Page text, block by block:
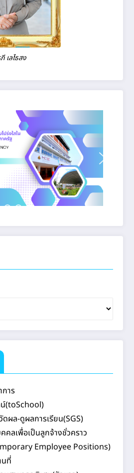
เลไธสง
าร
น์(toSchool)
ดผล-ดูผลการเรียน(SGS)
คลเพื่อเป็นลูกจ้างชั่วคราว
Employee Positions)
ที่